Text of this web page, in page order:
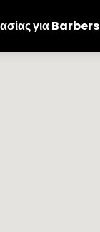
για Barbers